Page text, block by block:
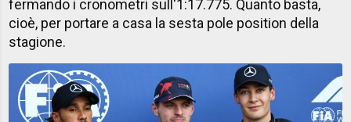
fermando i cronometri sull'1:17.775. Quanto basta,
cioè, per portare a casa la sesta pole position della
stagione.